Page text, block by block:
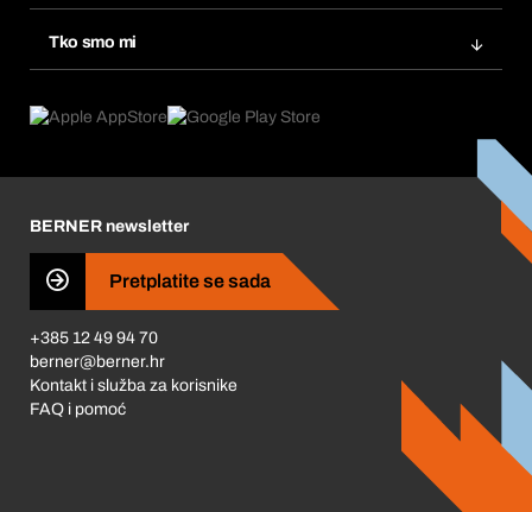
Ponovno naručivanje
Pretplate
Tražitelji proizvoda
Tko smo mi
Što nas pokreće
Business Conduct
BERNER newsletter
Pretplatite se sada
+385 12 49 94 70
berner@berner.hr
Kontakt i služba za korisnike
FAQ i pomoć